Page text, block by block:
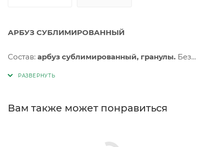
АРБУЗ СУБЛИМИРОВАННЫЙ
Состав: арбуз сублимированный, гранулы. Без
температуре от +2C до +25С и относительной
Дата изготовления и окончания срока годности
Вам также может понравиться